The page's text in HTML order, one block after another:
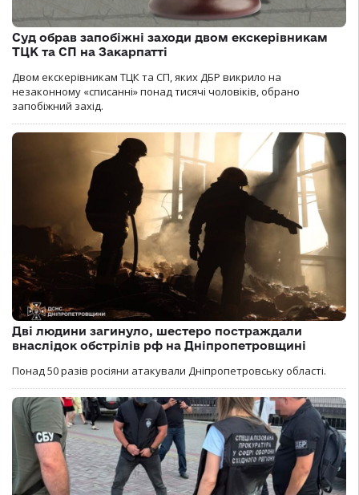
Суд обрав запобіжні заходи двом екскерівникам
ТЦК та СП на Закарпатті
Двом екскерівникам ТЦК та СП, яких ДБР викрило на
незаконному «списанні» понад тисячі чоловіків, обрано
запобіжний захід.
Дві людини загинуло, шестеро постраждали
внаслідок обстрілів рф на Дніпропетровщині
Понад 50 разів росіяни атакували Дніпропетровську області.